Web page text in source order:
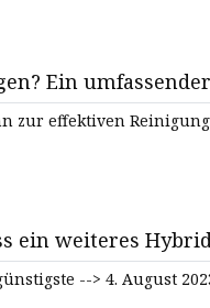
Kann ein Dampfglätter Polster reinigen?
zur effektiven
ein weiteres
--> 4. August